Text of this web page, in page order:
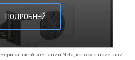
ПОДРОБНЕЙ
компании Meta, которую признали